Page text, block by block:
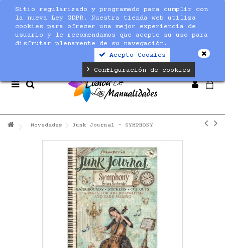
Notice : Undefined index: max_amount in
/home/nuevaltm/public_html/modules/sequracheckout/lib/
on line19
Sitio regularizado y programado para cumplir con
la nueva Ley GDPR. Nuestra tienda web utiliza
cookies para ofrecer una mejor experiencia de
usuario y le recomendamos que acepte su uso para
disfrutar plenamente de su navegación.
Acepto Cookies
Configuración de cookies
Novedades Junk Journal - SYMPHONY